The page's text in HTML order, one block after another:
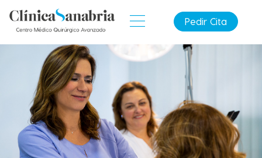
Pedir Cita